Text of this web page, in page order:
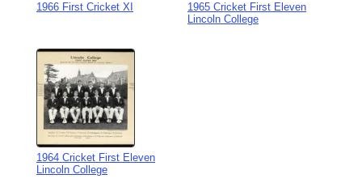
1966 First Cricket XI
1965 Cricket First Eleven
Lincoln College
1964 Cricket First Eleven
Lincoln College